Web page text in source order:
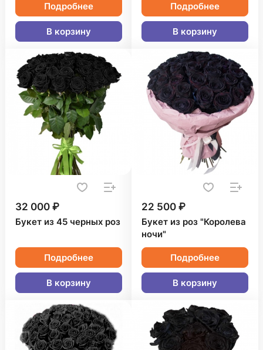
Подробнее
В корзину
Подробнее
В корзину
32 000 ₽
Букет из 45 черных роз
Подробнее
В корзину
22 500 ₽
Букет из роз "Королева
ночи"
Подробнее
В корзину